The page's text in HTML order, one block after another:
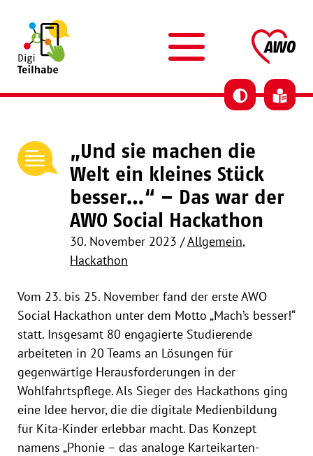
AWO DigiTeilhabe
„Und sie machen die
Welt ein kleines Stück
besser…“ – Das war der
AWO Social Hackathon
30. November 2023 /Allgemein,
Hackathon
Vom 23. bis 25. November fand der erste AWO
Social Hackathon unter dem Motto „Mach’s besser!“
statt. Insgesamt 80 engagierte Studierende
arbeiteten in 20 Teams an Lösungen für
gegenwärtige Herausforderungen in der
Wohlfahrtspflege. Als Sieger des Hackathons ging
eine Idee hervor, die die digitale Medienbildung
für Kita-Kinder erlebbar macht. Das Konzept
namens „Phonie – das analoge Karteikarten-